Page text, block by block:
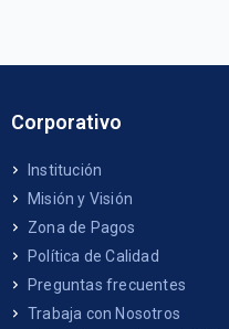
Corporativo
Institución
Misión y Visión
Zona de Pagos
Política de Calidad
Preguntas frecuentes
Trabaja con Nosotros